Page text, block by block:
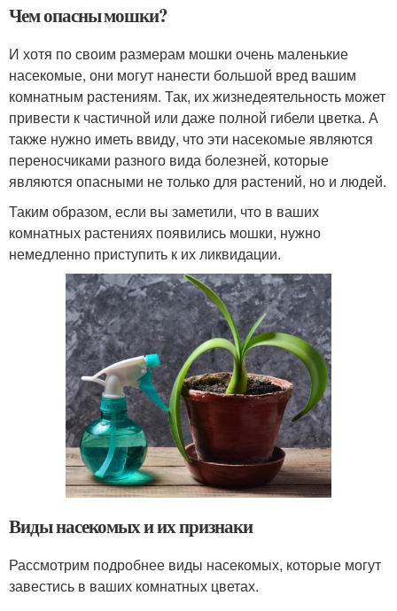
Чем опасны мошки?
И хотя по своим размерам мошки очень маленькие
насекомые, они могут нанести большой вред вашим
комнатным растениям. Так, их жизнедеятельность может
привести к частичной или даже полной гибели цветка. А
также нужно иметь ввиду, что эти насекомые являются
переносчиками разного вида болезней, которые
являются опасными не только для растений, но и людей.
Таким образом, если вы заметили, что в ваших
комнатных растениях появились мошки, нужно
немедленно приступить к их ликвидации.
Виды насекомых и их признаки
Рассмотрим подробнее виды насекомых, которые могут
завестись в ваших комнатных цветах.